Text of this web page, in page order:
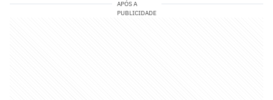
APÓS A
PUBLICIDADE